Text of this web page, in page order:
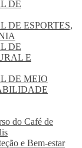
DE
DE ESPORTES,
DE
E
DE MEIO
do Café de
e Bem-estar